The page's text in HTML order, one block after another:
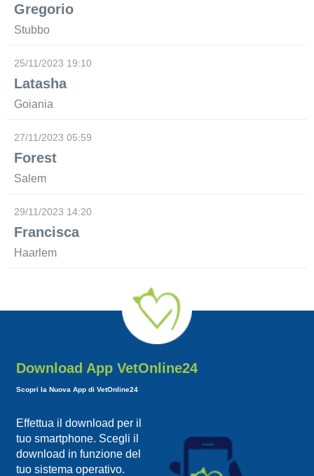
Gregorio
Stubbo
25/11/2023 19:10
Latasha
Goiania
27/11/2023 05:59
Forest
Salem
29/11/2023 14:20
Francisca
Haarlem
Download App VetOnline24
Scopri la Nuova App di VetOnline24
Effettua il download per il
tuo smartphone. Scegli il
download in funzione del
tuo sistema operativo.